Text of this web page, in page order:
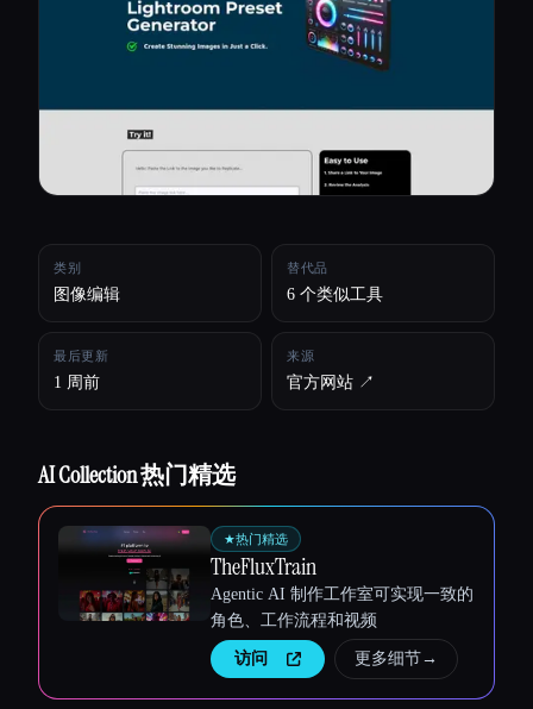
Esc
类别
图像编辑
替代品
6 个类似工具
最后更新
1 周前
来源
官方网站 ↗︎
AI Collection 热门精选
★热门精选
TheFluxTrain
Agentic AI 制作工作室可实现一致的
角色、工作流程和视频
访问 更多细节→